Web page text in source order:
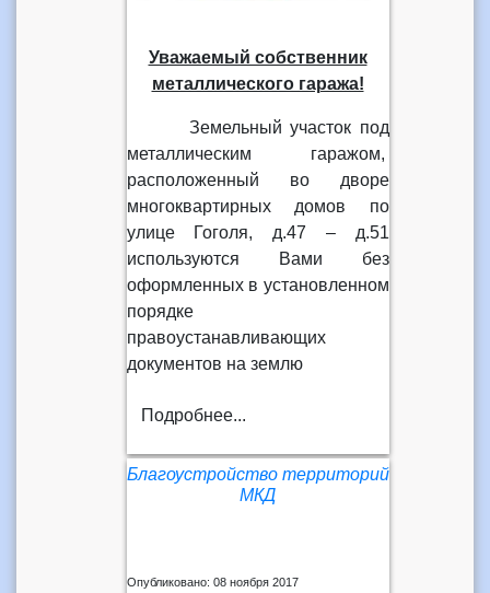
Уважаемый собственник
металлического гаража!
Земельный участок под
металлическим гаражом,
расположенный во дворе
многоквартирных домов по
улице Гоголя, д.47 – д.51
используются Вами без
оформленных в установленном
порядке
правоустанавливающих
документов на землю
Подробнее...
Благоустройство территорий
МКД
Опубликовано: 08 ноября 2017